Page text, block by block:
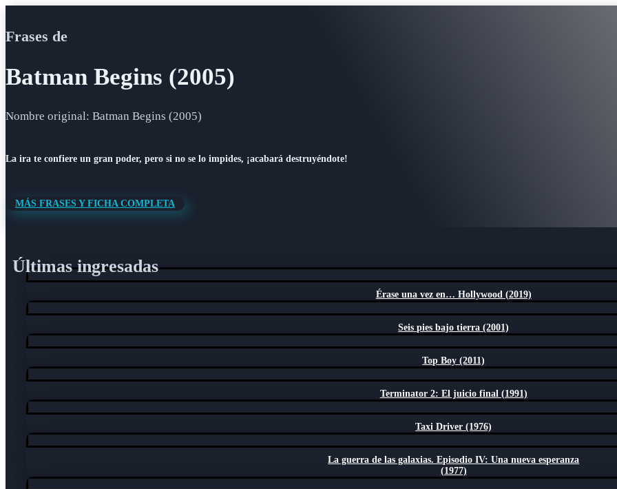
Frases de
Batman Begins (2005)
Nombre original: Batman Begins (2005)
La ira te confiere un gran poder, pero si no se lo impides, ¡acabará destruyéndote!
MÁS FRASES Y FICHA COMPLETA
Últimas ingresadas
Érase una vez en… Hollywood (2019)
Seis pies bajo tierra (2001)
Top Boy (2011)
Terminator 2: El juicio final (1991)
Taxi Driver (1976)
La guerra de las galaxias. Episodio IV: Una nueva esperanza
(1977)